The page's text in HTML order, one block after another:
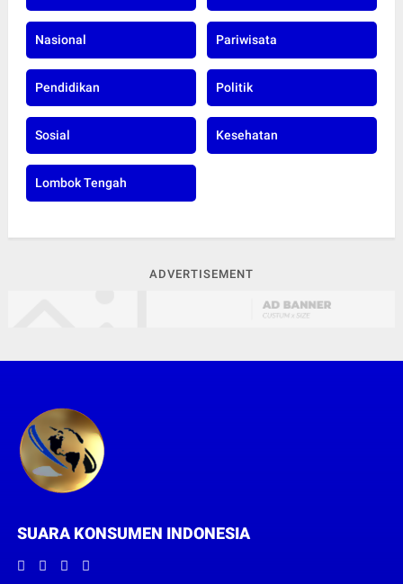
Nasional Pariwisata
Pendidikan Politik
Sosial Kesehatan
Lombok Tengah
ADVERTISEMENT
SUARA KONSUMEN INDONESIA